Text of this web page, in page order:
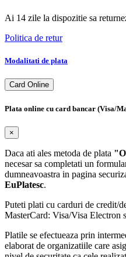
Ai 14 zile la dispozitie sa
Politica de retur
Modalitati de plata
Card Online
Plata online cu card bancar (Visa/
×
Daca ati ales metoda de plata
necesar sa completati un
dumneavoastra in pagina
EuPlatesc.
Puteti plati cu carduri de credit/
MasterCard: Visa/Visa Electron
Platile se efectueaza prin
elaborat de organizatiile care